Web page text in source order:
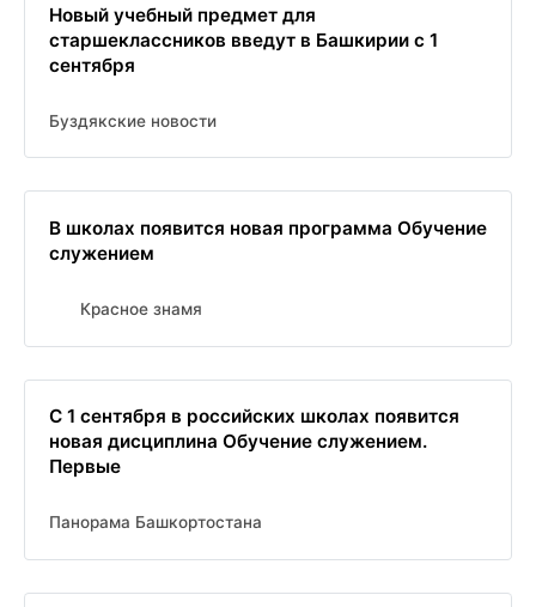
Новый учебный предмет для
старшеклассников введут в Башкирии с 1
сентября
Буздякские новости
В школах появится новая программа Обучение
служением
Красное знамя
С 1 сентября в российских школах появится
новая дисциплина Обучение служением.
Первые
Панорама Башкортостана